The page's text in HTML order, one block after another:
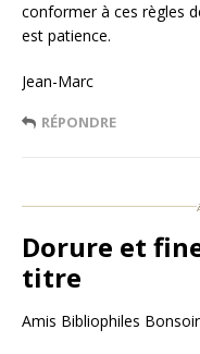
conformer à ces règles
est patience.
Jean-Marc
RÉPONDRE
Dorure et
titre
Amis Bibliophiles